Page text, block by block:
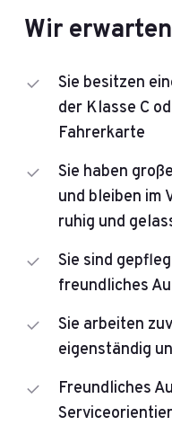
Wir erwarten
Sie besitzen
der Klasse C
Fahrerkarte
Sie haben
und bleiben im
ruhig und
Sie sind
freundliches
Sie arbeiten
eigenständig
Freundliches